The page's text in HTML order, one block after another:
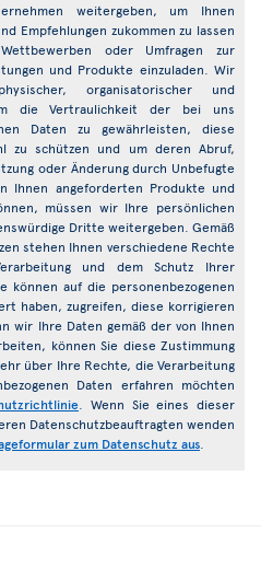
weitergeben, um Ihnen
Empfehlungen zukommen zu lassen
oder Umfragen zur
und Produkte einzuladen. Wir
organisatorischer und
die Vertraulichkeit der bei uns
Daten zu gewährleisten, diese
zu schützen und um deren Abruf,
oder Änderung durch Unbefugte
Ihnen angeforderten Produkte und
müssen wir Ihre persönlichen
Dritte weitergeben. Gemäß
stehen Ihnen verschiedene Rechte
und dem Schutz Ihrer
können auf die personenbezogenen
haben, zugreifen, diese korrigieren
wir Ihre Daten gemäß der von Ihnen
können Sie diese Zustimmung
über Ihre Rechte, die Verarbeitung
Daten erfahren möchten
. Wenn Sie eines dieser
Datenschutzbeauftragten wenden
zum Datenschutz aus